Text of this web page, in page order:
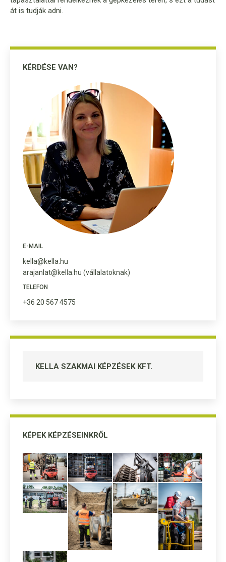
át is tudják adni.
KÉRDÉSE VAN?
E-MAIL
kella@kella.hu
arajanlat@kella.hu (vállalatoknak)
TELEFON
+36 20 567 4575
KELLA SZAKMAI KÉPZÉSEK KFT.
KÉPEK KÉPZÉSEINKRŐL